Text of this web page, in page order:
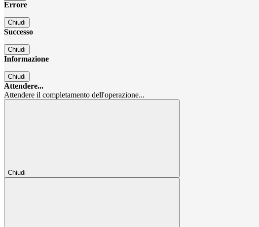
Errore
Chiudi
Successo
Chiudi
Informazione
Chiudi
Attendere...
Attendere il completamento dell'operazione...
Chiudi